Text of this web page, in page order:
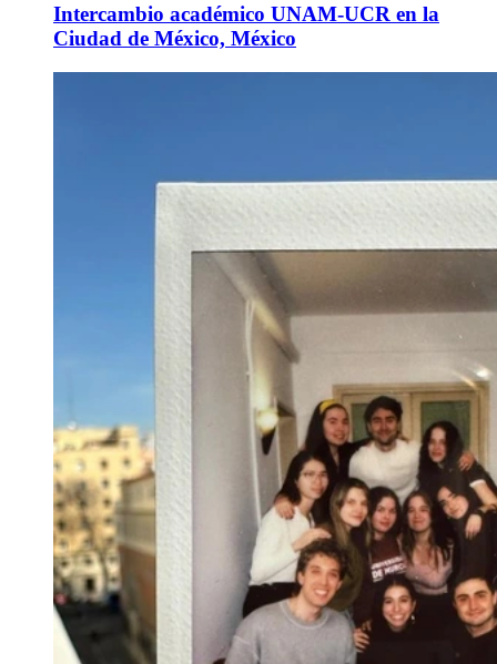
Intercambio académico UNAM-UCR en la
Ciudad de México, México